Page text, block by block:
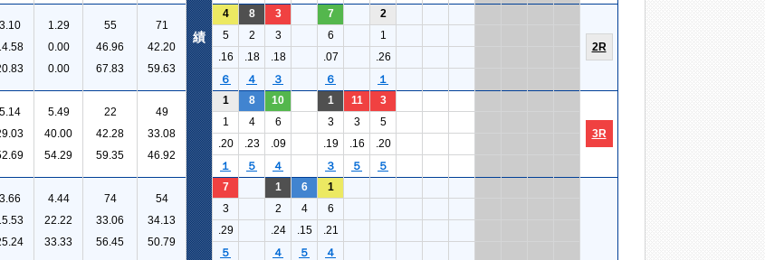
3.10
1.29
0.00
0.00
55
46.96
67.83
71
42.20
59.63
4 8 3 7 2
2R
5 2 3 6
1
.16
.18 .18 .07
.26
６
４ ３ ６ １
5.14
5.49
40.00
54.29
22
42.28
59.35
49
33.08
46.92
1 8 10 1 11 3
3R
1 4 6 3 3
5
.20
.23 .09 .19 .16
.20
１
５ ４ ３ ５ ５
3.66
4.44
22.22
33.33
74
33.06
56.45
54
34.13
50.79
7 1 6
1
3
2 4
6
.29
.24 .15
.21
５
４ ５ ４
績